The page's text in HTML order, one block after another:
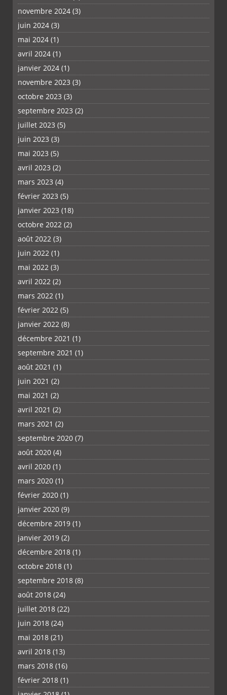
novembre 2024 (3)
juin 2024 (3)
mai 2024 (1)
avril 2024 (1)
janvier 2024 (1)
novembre 2023 (3)
octobre 2023 (3)
septembre 2023 (2)
juillet 2023 (5)
juin 2023 (3)
mai 2023 (5)
avril 2023 (2)
mars 2023 (4)
février 2023 (5)
janvier 2023 (18)
octobre 2022 (2)
août 2022 (3)
juin 2022 (1)
mai 2022 (3)
avril 2022 (2)
mars 2022 (1)
février 2022 (5)
janvier 2022 (8)
décembre 2021 (1)
septembre 2021 (1)
août 2021 (1)
juin 2021 (2)
mai 2021 (2)
avril 2021 (2)
mars 2021 (2)
septembre 2020 (7)
août 2020 (4)
avril 2020 (1)
mars 2020 (1)
février 2020 (1)
janvier 2020 (9)
décembre 2019 (1)
janvier 2019 (2)
décembre 2018 (1)
octobre 2018 (1)
septembre 2018 (8)
août 2018 (24)
juillet 2018 (22)
juin 2018 (24)
mai 2018 (21)
avril 2018 (13)
mars 2018 (16)
février 2018 (1)